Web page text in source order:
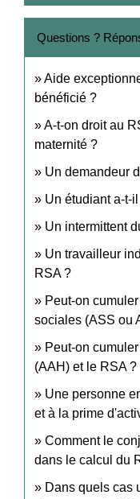
Questions ?
Aide
bénéficié ?
A-t-on droit au
maternité ?
Un demandeur
Un étudiant a-t-
Un intermittent
Un travailleur
RSA ?
Peut-on
sociales (ASS ou
Peut-on
(AAH) et le RSA ?
Une personne
et à la prime
Comment le
dans le calcul du
Dans quels cas